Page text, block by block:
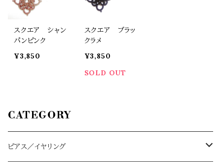
スクエア シャン
パンピンク
¥3,850
スクエア ブラッ
クラメ
¥3,850
SOLD OUT
CATEGORY
ピアス／イヤリング